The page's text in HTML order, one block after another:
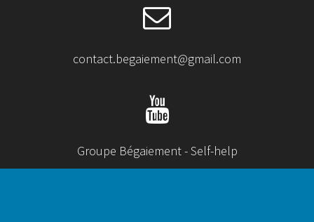
contact.begaiement@gmail.com
Groupe Bégaiement - Self-help